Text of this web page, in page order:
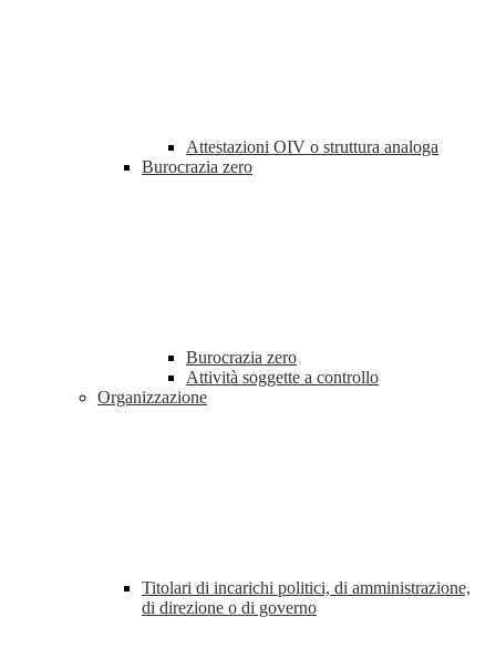
Attestazioni OIV o struttura analoga
Burocrazia zero
Burocrazia zero
Attività soggette a controllo
Organizzazione
Titolari di incarichi politici, di amministrazione,
di direzione o di governo